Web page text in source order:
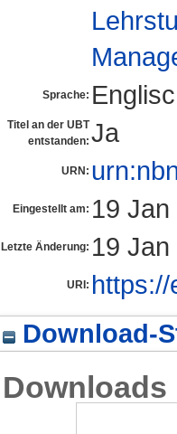
Sprache:
Titel an der UBT
entstanden: Ja
URN:
Eingestellt am: 19
Letzte Änderung: 19
URI:
Download-
Downloads